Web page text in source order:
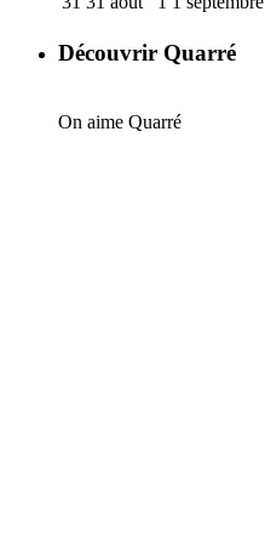
Découvrir Quarré
On aime Quarré